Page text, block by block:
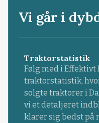
Vi går i
Traktorstatistik
Følg med i
traktorstatistik,
solgte traktorer i
vi et detaljeret
klarer sig bedst på